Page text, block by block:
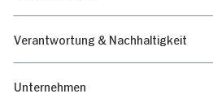
Verantwortung & Nachhaltigkeit
Unternehmen